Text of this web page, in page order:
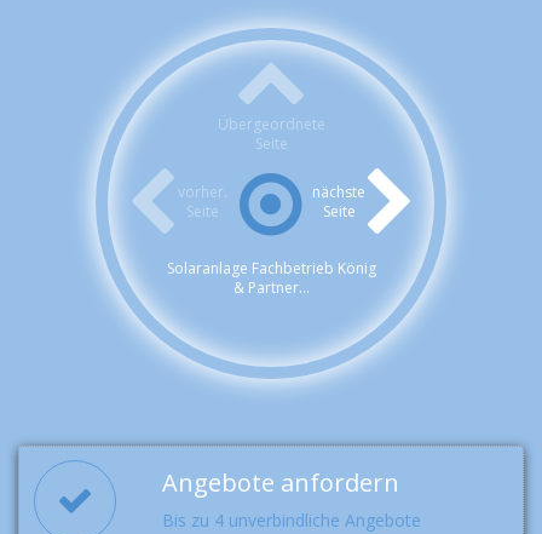
Übergeordnete
Seite
vorher.
Seite
nächste
Seite
Solaranlage Fachbetrieb König
& Partner...
Angebote anfordern
Bis zu 4 unverbindliche Angebote